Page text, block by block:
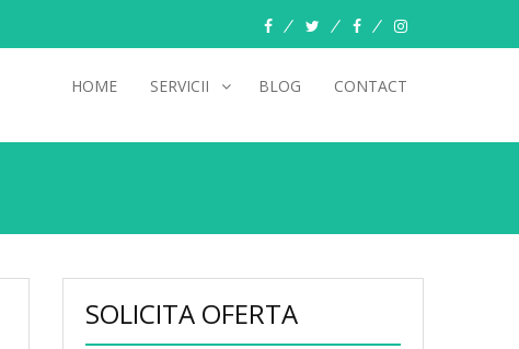
HOME SERVICII BLOG CONTACT
SOLICITA OFERTA